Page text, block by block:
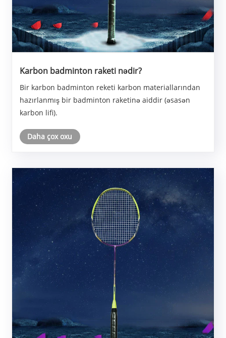
Karbon badminton raketi nədir?
Bir karbon badminton reketi karbon materiallarından
hazırlanmış bir badminton raketinə aiddir (əsasən
karbon lifi).
Daha çox oxu